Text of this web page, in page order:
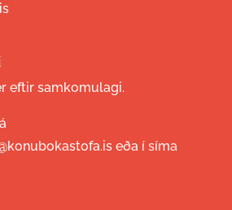
eftir samkomulagi.
eða í síma